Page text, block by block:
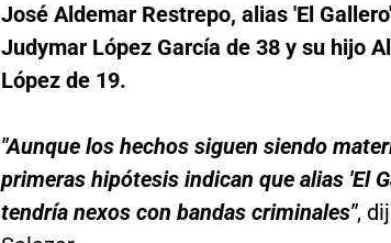
José Aldemar Restrepo, alias 'El
Judymar López García de 38 y su hijo
López de 19.
"Aunque los hechos siguen siendo
primeras hipótesis indican que alias 'El
tendría nexos con bandas criminales",